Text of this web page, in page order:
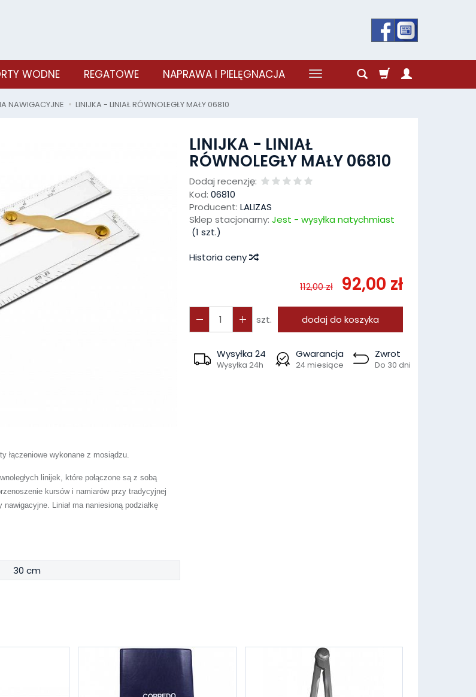
WODNE REGATOWE NAPRAWA I PIELĘGNACJA
NAWIGACYJNE LINIJKA - LINIAŁ RÓWNOLEGŁY MAŁY 06810
LINIJKA - LINIAŁ
RÓWNOLEGŁY MAŁY 06810
Dodaj recenzję:
Kod: 06810
Producent: LALIZAS
Sklep stacjonarny: Jest - wysyłka natychmiast
(1 szt.)
Historia ceny
112,00 zł 92,00 zł
szt. dodaj do koszyka
Wysyłka 24
Wysyłka 24h
Gwarancja
24 miesiące
Zwrot
Do 30 dni
łączeniowe wykonane z mosiądzu.
linijek, które połączone są z sobą
kursów i namiarów przy tradycyjnej
Liniał ma naniesioną podziałkę
30 cm